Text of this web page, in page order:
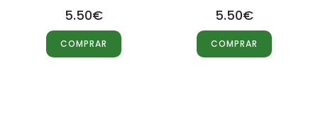
5.50€
COMPRAR
5.50€
COMPRAR